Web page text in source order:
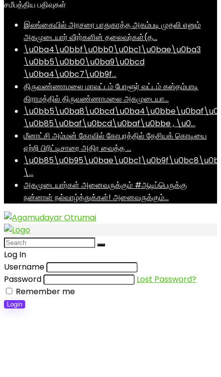
சமீபத்திய பதிவுகள்
இலங்கையில் அரசரை பாதுகாத்த அகம்படி முதலி எனும்
அகமுடையார் வீரர்களின் தலைவர்கள்(த…
\u0ba4\u0bbf\u0bb0\u0bc1\u0bae\u0ba3
\u0bb5\u0bb0\u0ba9\u0bcd
\u0ba4\u0bc7\u0b9f…
திருவண்ணாமலை மாவட்டம் போளூர் வட்டம் கஸ்தம்பாடி
கிராமத்தில் திருவண்ணாமலை அகமுடையா…
\u0b85\u0baf\u0bcd\u0baf\u0bbe , \u0…
மீனாட்சி அம்மன் கோவில் கோபுரத்தில் தேசியக் கொடியை
ஏற்றி பிரிட்டிசாரை அதிர வைத்த …
\…
அகமுடையார்கள் அனைவருக்கும் #ஆடிப்பெருக்கு
நன்னாள் நல்வாழ்த்துக்கள்! அனைவருக்கும்…
Log In
Username
Password
Lost Password?
Remember me
Login